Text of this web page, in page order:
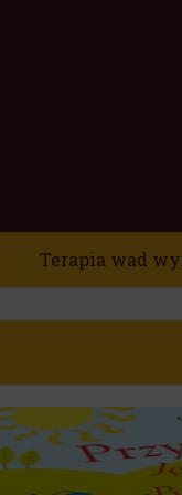
Terapia wad